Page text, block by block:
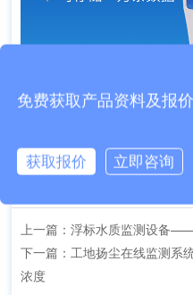
上一篇： 浮标水质监测设备
下一篇： 工地扬尘在线监测系
浓度
免费获取产品资料及报
获取报价 立即咨询